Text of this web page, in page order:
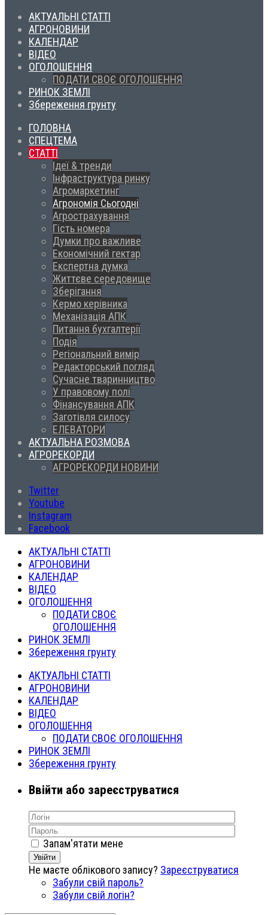
АКТУАЛЬНІ СТАТТІ
АГРОНОВИНИ
КАЛЕНДАР
ВІДЕО
ОГОЛОШЕННЯ
ПОДАТИ СВОЄ ОГОЛОШЕННЯ
РИНОК ЗЕМЛІ
Збереження грунту
ГОЛОВНА
СПЕЦТЕМА
СТАТТІ
Ідеї & тренди
Інфраструктура ринку
Агромаркетинг
Агрономія Сьогодні
Агрострахування
Гість номера
Думки про важливе
Економічний гектар
Експертна думка
Життєве середовище
Зберігання
Кермо керівника
Механізація АПК
Питання бухгалтерії
Подія
Регіональний вимір
Редакторський погляд
Сучасне тваринництво
У правовому полі
Фінансування АПК
Заготівля силосу
ЕЛЕВАТОРИ
АКТУАЛЬНА РОЗМОВА
АГРОРЕКОРДИ
АГРОРЕКОРДИ НОВИНИ
Twitter
Youtube
Instagram
Facebook
АКТУАЛЬНІ СТАТТІ
АГРОНОВИНИ
КАЛЕНДАР
ВІДЕО
ОГОЛОШЕННЯ
ПОДАТИ СВОЄ
ОГОЛОШЕННЯ
РИНОК ЗЕМЛІ
Збереження грунту
АКТУАЛЬНІ СТАТТІ
АГРОНОВИНИ
КАЛЕНДАР
ВІДЕО
ОГОЛОШЕННЯ
ПОДАТИ СВОЄ ОГОЛОШЕННЯ
РИНОК ЗЕМЛІ
Збереження грунту
Ввійти або зареєструватися
Запам'ятати мене
Увійти
Не маєте облікового запису? Зареєструватися
Забули свій пароль?
Забули свій логін?